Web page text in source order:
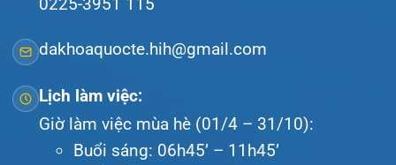
Hướng dẫn khám
Văn bản pháp quy
Tin tức